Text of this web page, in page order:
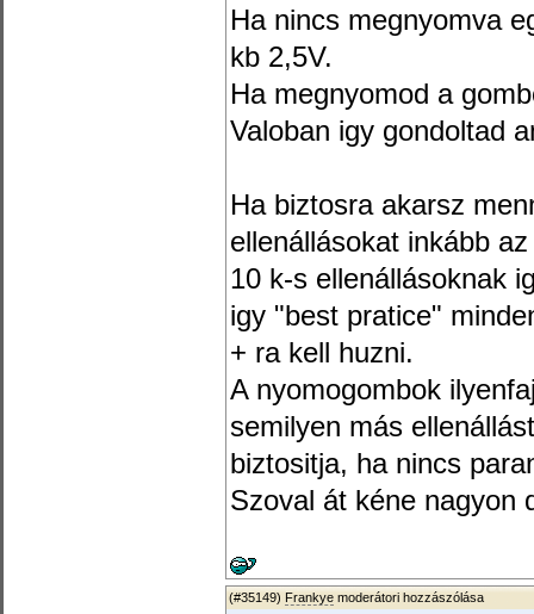
Ha nincs megnyomva
kb 2,5V.
Ha megnyomod a
Valoban igy gondoltad
Ha biztosra akarsz
ellenállásokat inkább
10 k-s ellenállásoknak
igy "best pratice"
+ ra kell huzni.
A nyomogombok
semilyen más
biztositja, ha nincs
Szoval át kéne nagyon
(#35149) Frankye moderátori hozzászólása